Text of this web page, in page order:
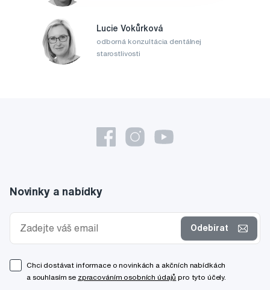
Lucie Vokůrková
odborná konzultácia dentálnej
starostlivosti
Novinky a nabídky
Odebírat
Chci dostávat informace o novinkách a akčních nabídkách
a souhlasím se zpracováním osobních údajů pro tyto účely.